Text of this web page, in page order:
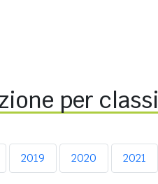
per
2019 2020 2021